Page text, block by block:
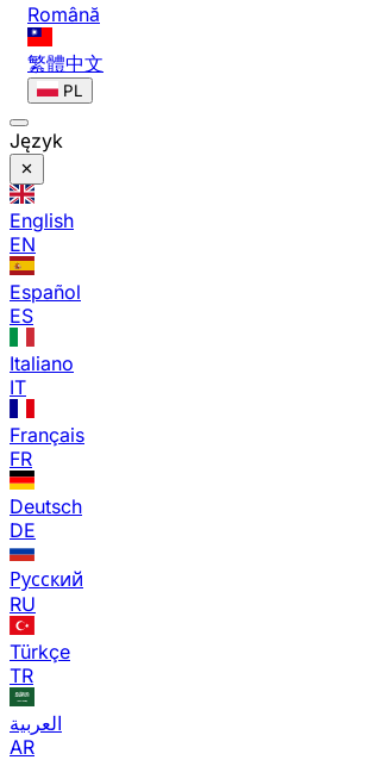
Română
繁體中文
PL
Język
English
EN
Español
ES
Italiano
IT
Français
FR
Deutsch
DE
Русский
RU
Türkçe
TR
العربية
AR